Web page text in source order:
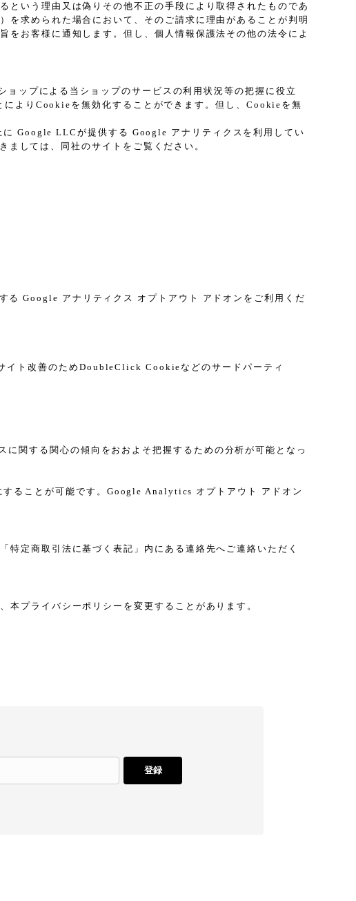
という理由又は偽りその他不正の手段により取得されたものであ
を求められた場合において、そのご請求に理由があることが判明
お客様に通知します。但し、個人情報保護法その他の法令によ
ップによる当ショップのサービスの利用状況等の把握に役立
よりCookieを無効化することができます。但し、Cookieを無
に Google LLCが提供する Google アナリティクスを利用してい
しては、同社のサイトをご覧ください。
る Google アナリティクス オプトアウト アドオンをご利用くだ
イト改善のためDoubleClick Cookieなどのサードパーティ
関する関心の傾向をおおよそ把握するための分析が可能となっ
ることが可能です。Google Analytics オプトアウト アドオン
定商取引法に基づく表記」内にある連絡先へご連絡いただく
プライバシーポリシーを変更することがあります。
登録